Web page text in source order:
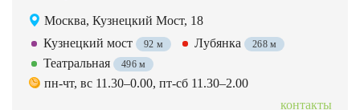
Москва, Кузнецкий Мост, 18
Кузнецкий мост
92 м Лубянка 268 м
Театральная 496 м
пн-чт, вс 11.30–0.00, пт-сб 11.30–2.00
контакты